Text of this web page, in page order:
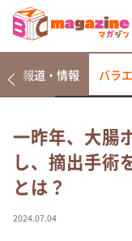
なるみ・岡村
相席食堂
これ余談なんで
報道・情報 バラ
一昨年、大腸
し、摘出手
とは？
2024.07.04